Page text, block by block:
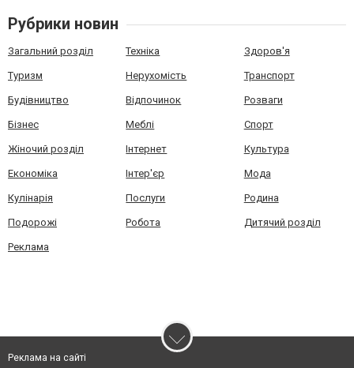
Рубрики новин
Загальний розділ Техніка Здоров'я
Туризм Нерухомість Транспорт
Будівництво Відпочинок Розваги
Бізнес Меблі Спорт
Жіночий розділ Інтернет Культура
Економіка Інтер'єр Мода
Кулінарія Послуги Родина
Подорожі Робота Дитячий розділ
Реклама
Реклама на сайті